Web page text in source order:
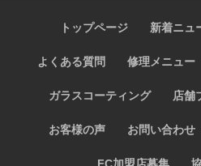
トップページ 新着ニュ
よくある質問 修理メニュー
ガラスコーティング 店舗
お客様の声 お問い合わせ